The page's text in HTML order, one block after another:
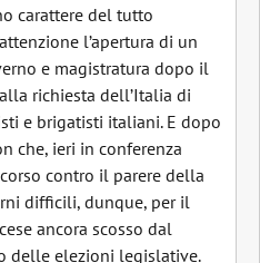
carattere del tutto
l’apertura di un
e magistratura dopo il
richiesta dell’Italia di
e brigatisti italiani. E dopo
che, ieri in conferenza
contro il parere della
difficili, dunque, per il
ancora scosso dal
delle elezioni legislative.